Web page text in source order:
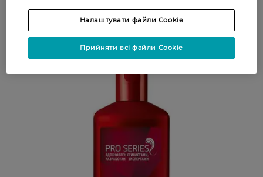
Налаштувати файли Cookie
Прийняти всі файли Cookie